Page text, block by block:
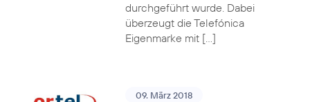
durchgeführt wurde. Dabei
überzeugt die Telefónica
Eigenmarke mit […]
09. März 2018